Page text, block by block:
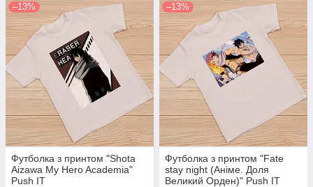
–13%
Футболка з принтом "Shota
Aizawa My Hero Academia"
Push IT
–13%
Футболка з принтом "Fate
stay night (Аніме. Доля
Великий Орден)" Push IT